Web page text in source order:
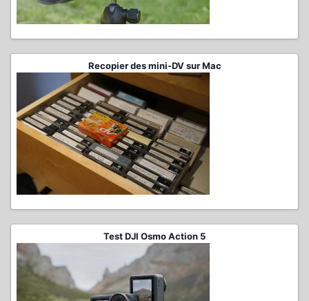
Recopier des mini-DV sur Mac
Test DJI Osmo Action 5